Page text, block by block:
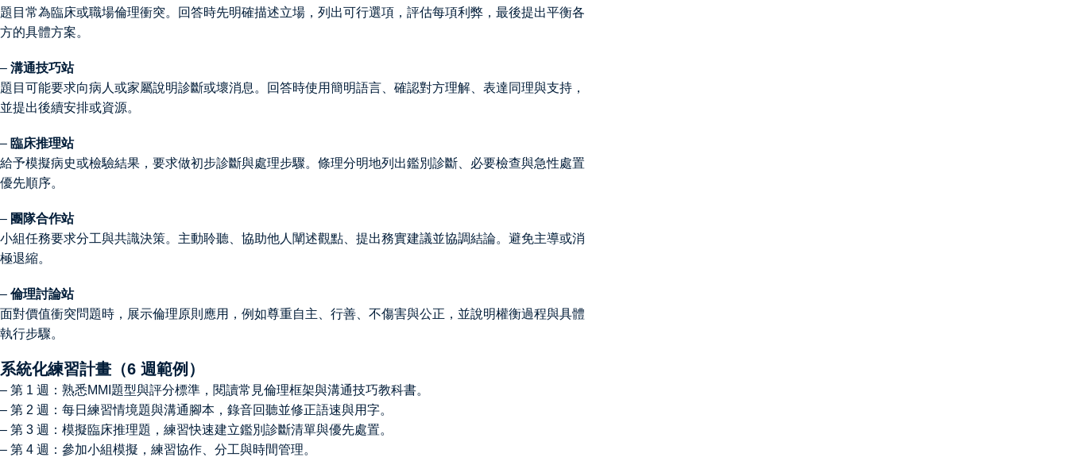
題目常為臨床或職場倫理衝突。回答時先明確描述立場，列出可行選項，評估每項利弊，最後提出平衡各
方的具體方案。
– 溝通技巧站
題目可能要求向病人或家屬說明診斷或壞消息。回答時使用簡明語言、確認對方理解、表達同理與支持，
並提出後續安排或資源。
– 臨床推理站
給予模擬病史或檢驗結果，要求做初步診斷與處理步驟。條理分明地列出鑑別診斷、必要檢查與急性處置
優先順序。
– 團隊合作站
小組任務要求分工與共識決策。主動聆聽、協助他人闡述觀點、提出務實建議並協調結論。避免主導或消
極退縮。
– 倫理討論站
面對價值衝突問題時，展示倫理原則應用，例如尊重自主、行善、不傷害與公正，並說明權衡過程與具體
執行步驟。
系統化練習計畫（6 週範例）
– 第 1 週：熟悉MMI題型與評分標準，閱讀常見倫理框架與溝通技巧教科書。
– 第 2 週：每日練習情境題與溝通腳本，錄音回聽並修正語速與用字。
– 第 3 週：模擬臨床推理題，練習快速建立鑑別診斷清單與優先處置。
– 第 4 週：參加小組模擬，練習協作、分工與時間管理。